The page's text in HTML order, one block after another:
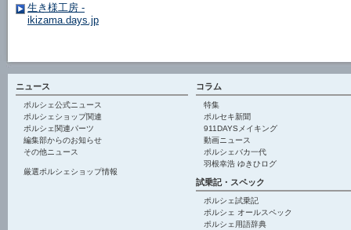
生き様工房 -
ikizama.days.jp
ニュース
ポルシェ公式ニュース
ポルシェショップ関連
ポルシェ関連パーツ
編集部からのお知らせ
その他ニュース
厳選ポルシェショップ情報
コラム
特集
ポルセキ新聞
911DAYSメイキング
動画ニュース
ポルシェバカ一代
羽根幸浩 ゆきひログ
試乗記・スペック
ポルシェ試乗記
ポルシェ オールスペック
ポルシェ用語辞典